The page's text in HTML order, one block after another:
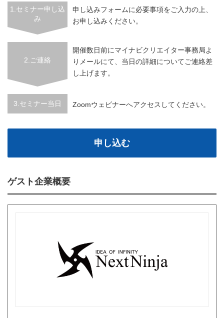
1.セミナー申し込
み
申し込みフォームに必要事項をご入力の上、
お申し込みください。
2.ご連絡
開催数日前にマイナビクリエイター事務局よ
りメールにて、当日の詳細についてご連絡差
し上げます。
3.セミナー当日 Zoomウェビナーへアクセスしてください。
申し込む
ゲスト企業概要